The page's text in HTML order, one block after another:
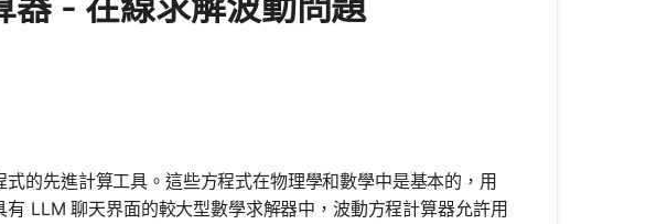
的先進計算工具。這些方程式在物理學和數學中是基本的，用
LLM 聊天界面的較大型數學求解器中，波動方程計算器允許用